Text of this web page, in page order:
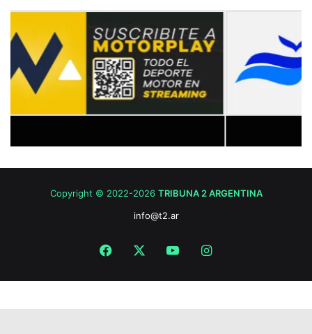
Copyright © 2022-2026 TRIBUNA 2 ARGENTINA
info@t2.ar
Facebook YouTubeInstagram